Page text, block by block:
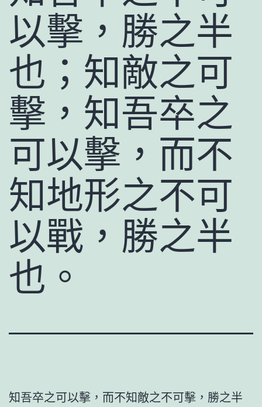
以擊，勝之半
也；知敵之可
擊，知吾卒之
可以擊，而不
知地形之不可
以戰，勝之半
也。
知吾卒之可以擊，而不知敵之不可擊，勝之半